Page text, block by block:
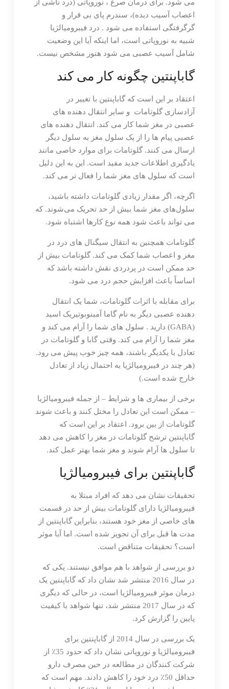
می شود. برای درمان صرع ، نوروپاتی (درد ناشی از
اعصاب آسیب دیده)، سندرم پای بی قرار و
گرگرفتگی استفاده می شود . درد فیبرومیالژیا
شبیه به نوروپاتی است، اما اینکه آیا این وضعیت
شامل آسیب عصبی می شود هنوز مشخص نیست.
گاباپنتین چگونه کار می کند
اعتقاد بر این است که گاباپنتین با تغییر در
آزادسازی گلوتامات و سایر انتقال دهنده های
عصبی در مغز شما کار می کند. انتقال دهنده های
عصبی پیام ها را از یک سلول مغز به سلول دیگر
ارسال می کنند. گلوتامات برای موارد خاصی مانند
یادگیری اطلاعات جدید مفید است. این به این دلیل
است که سلول های مغز شما را فعال تر می کند.
اگرچه، اگر مقدار زیادی گلوتامات داشته باشید،
سلول‌های مغز شما بیش از حد تحریک می‌شوند. که
می تواند باعث شود همه نوع کارها اشتباه شود.
گلوتامات همچنین به انتقال سیگنال های درد در
مغز و اعصاب شما کمک می کند. گلوتامات بیش از
حد ممکن است در پردردی نقش داشته باشد که
اساساً باعث افزایش حجم درد می شود.
برای مقابله با اثرات گلوتامات، شما یک انتقال
دهنده عصبی دیگر به نام گاما آمینوبوتیریک اسید
(GABA) دارید . سلول های شما را آرام می کند و
مغز شما را آرام می کند. وقتی گابا و گلوتامات در
تعادل با یکدیگر باشند، همه چیز خوب پیش می رود.
(هر چند در فیبرومیالژیا به احتمال زیاد از تعادل
خارج شده است.)
برخی از بیماری ها و شرایط – از جمله فیبرومیالژیا
– ممکن است این تعادل را مختل کنند و باعث شوند
گلوتامات از بین برود. اعتقاد بر این است که
گاباپنتین ترشح گلوتامات در مغز را کاهش می دهد
تا سلول ها آرام شوند و مغز شما بهتر عمل کند.
گاباپنتین برای فیبرومیالژیا
تحقیقات نشان می دهد که افراد مبتلا به
فیبرومیالژیا دارای گلوتامات بیش از حد در قسمت
های خاصی از مغز خود هستند، بنابراین گاباپنتین از
مدت ها قبل برای آن تجویز شده است. اما آیا موثر
است؟ تحقیقات متناقض است.
دو بررسی از شواهد با هم موافق نیستند. یکی که
در سال 2016 منتشر شد نشان داد که گاباپنتین یک
درمان موثر فیبرومیالژیا است، در حالی که دیگری
که در سال 2017 منتشر شد، تنها شواهد با کیفیت
پایین را گزارش کرد.
یک بررسی در سال 2014 از گاباپنتین برای
فیبرومیالژیا و نوروپاتی نشان داد که حدود 35٪ از
شرکت کنندگان در مطالعه در حین مصرف دارو
حداقل 50٪ درد خود را کاهش دادند. مهم است که